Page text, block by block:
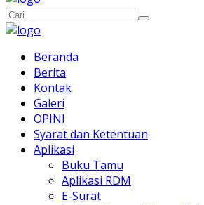
Beranda
Berita
Kontak
Galeri
OPINI
Syarat dan Ketentuan
Aplikasi
Buku Tamu
Aplikasi RDM
E-Surat